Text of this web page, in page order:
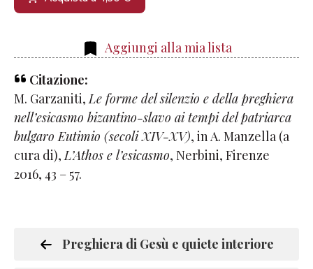
Aggiungi alla mia lista
Citazione:
M. Garzaniti,Le forme del silenzio e della preghiera
nell’esicasmo bizantino-slavo ai tempi del patriarca
bulgaro Eutimio (secoli XIV-XV), in A. Manzella (a
cura di),L’Athos e l’esicasmo, Nerbini, Firenze
2016, 43 – 57.
Preghiera di Gesù e quiete interiore